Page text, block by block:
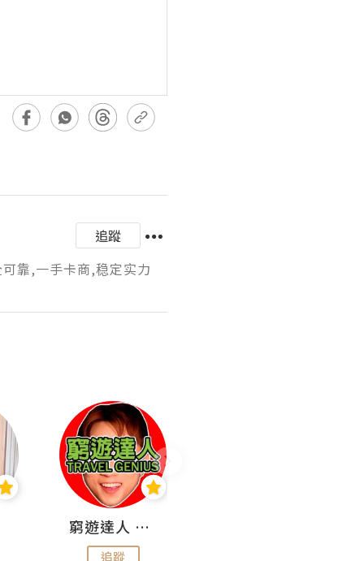
追蹤
靠,一手卡商,稳定实力
窮遊達人 Mr.TravelGenius
追蹤